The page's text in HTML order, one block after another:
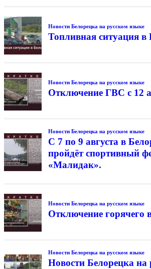
Новости Белорецка на русском языке
Топливная ситуация в
Новости Белорецка на русском языке
Отключение ГВС с 12
Новости Белорецка на русском языке
С 7 по 9 августа в
пройдёт спортивный
«Малидак».
Новости Белорецка на русском языке
Отключение горячего
Новости Белорецка на русском языке
Новости Белорецка на